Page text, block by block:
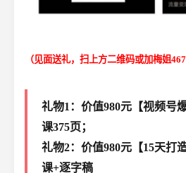
（见面送礼，扫上方二维码或加梅姐
礼物1：价值980元【视频号
课375页；
礼物2：价值980元【15天打
课+逐字稿